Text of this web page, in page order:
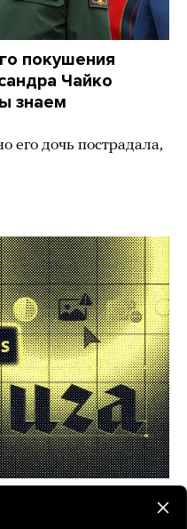
покушения
Чайко
знаем
его дочь пострадала,
ищем